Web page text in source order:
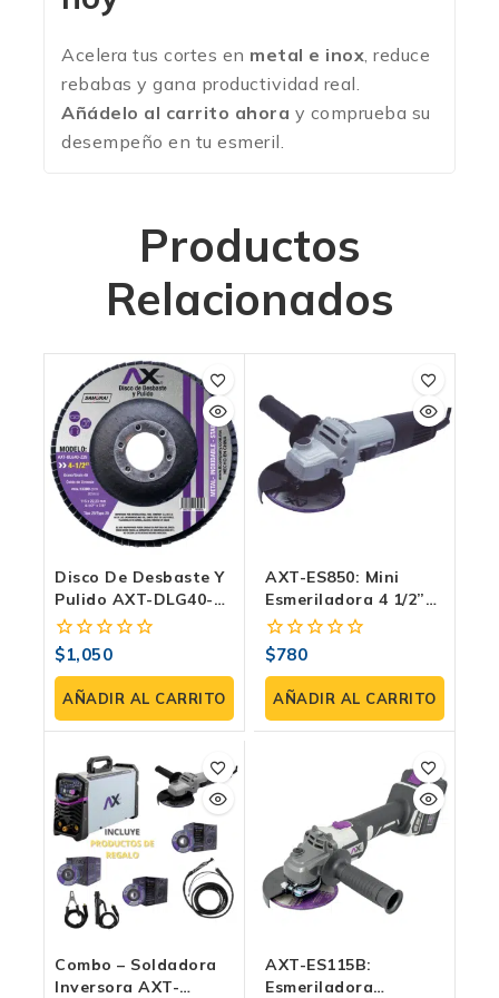
Acelera tus cortes en metal e inox, reduce
rebabas y gana productividad real.
Añádelo al carrito ahora y comprueba su
desempeño en tu esmeril.
Productos
Relacionados
Disco De Desbaste Y
Pulido AXT-DLG40-
Z29 4 1/2″ (115×22.23
Mm) Tipo 29 –
Zirconia Grano 40
Para Metal/Inox.
Unidades.
0
fuera
de
5
$1,050
AÑADIR AL CARRITO
AXT-ES850: Mini
Esmeriladora 4 1/2”
(115 Mm), 850 W,
11,000 Rpm, 120 V |
Clase II Con Guarda
Y Maneral
0
fuera
de
5
$780
AÑADIR AL CARRITO
Combo – Soldadora
Inversora AXT-
AXT-ES115B:
Esmeriladora